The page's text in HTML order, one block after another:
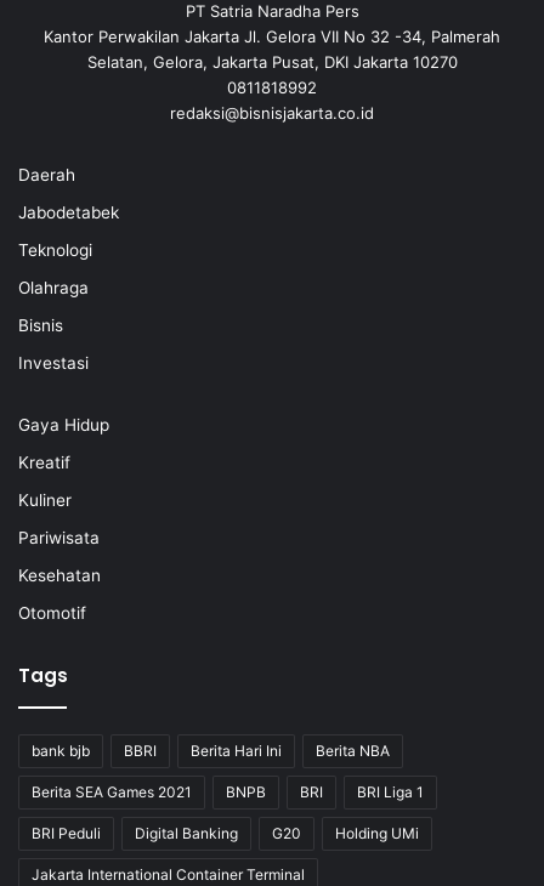
PT Satria Naradha Pers
Kantor Perwakilan Jakarta Jl. Gelora VII No 32 -34, Palmerah
Selatan, Gelora, Jakarta Pusat, DKI Jakarta 10270
0811818992
redaksi@bisnisjakarta.co.id
Daerah
Jabodetabek
Teknologi
Olahraga
Bisnis
Investasi
Gaya Hidup
Kreatif
Kuliner
Pariwisata
Kesehatan
Otomotif
Tags
bank bjb BBRI Berita Hari Ini Berita NBA
Berita SEA Games 2021 BNPB BRI BRI Liga 1
BRI Peduli Digital Banking G20 Holding UMi
Jakarta International Container Terminal